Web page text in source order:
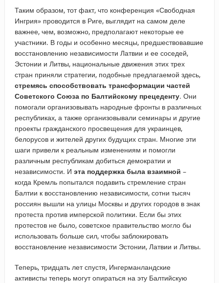
Таким образом, тот факт, что конференция «Свободная
Ингрия» проводится в Риге, выглядит на самом деле
важнее, чем, возможно, предполагают некоторые ее
участники. В годы и особенно месяцы, предшествовавшие
восстановлению независимости Латвии и ее соседей,
Эстонии и Литвы, национальные движения этих трех
стран приняли стратегии, подобные предлагаемой здесь,
стремясь способствовать трансформации частей
Советского Союза по Балтийскому прецеденту. Они
помогали организовывать народные фронты в различных
республиках, а также организовывали семинары и другие
проекты гражданского просвещения для украинцев,
белорусов и жителей других будущих стран. Многие эти
шаги привели к реальным изменениям и помогли
различным республикам добиться демократии и
независимости. И эта поддержка была взаимной –
когда Кремль попытался подавить стремление стран
Балтии к восстановлению независимости, сотни тысяч
россиян вышли на улицы Москвы и других городов в знак
протеста против имперской политики. Если бы этих
протестов не было, советское правительство могло бы
использовать больше сил, чтобы заблокировать
восстановление независимости Эстонии, Латвии и Литвы.
Теперь, тридцать лет спустя, Ингерманландские
активисты теперь могут опираться на эту Балтийскую